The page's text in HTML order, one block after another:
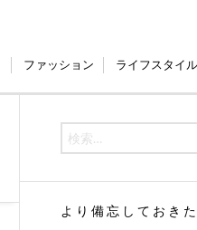
ファッション ライフスタイル
より備忘しておき